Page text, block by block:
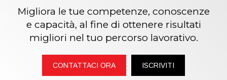
Migliora le tue competenze, conoscenze
e capacità, al fine di ottenere risultati
migliori nel tuo percorso lavorativo.
CONTATTACI ORA ISCRIVITI